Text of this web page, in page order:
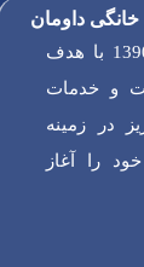
داومان
فروشگاه ما از سال 1390 با هدف
و خدمات
در زمینه
را آغاز